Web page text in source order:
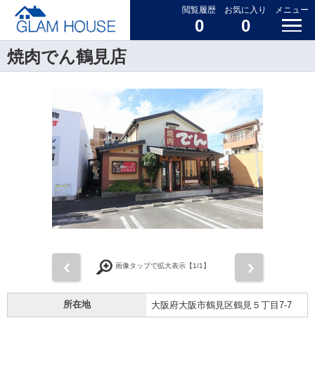
閲覧履歴
0
お気に入り
0
メニュー
焼肉でん鶴見店
画像タップで拡大表示【1/1】
所在地 大阪府大阪市鶴見区鶴見５丁目7-7